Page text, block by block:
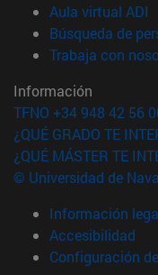
Aula virtual ADI
Búsqueda de
Trabaja con
Información
TFNO +34 948 42 56
¿QUÉ GRADO TE
¿QUÉ MÁSTER TE
© Universidad de
Información
Accesibilidad
Configuración